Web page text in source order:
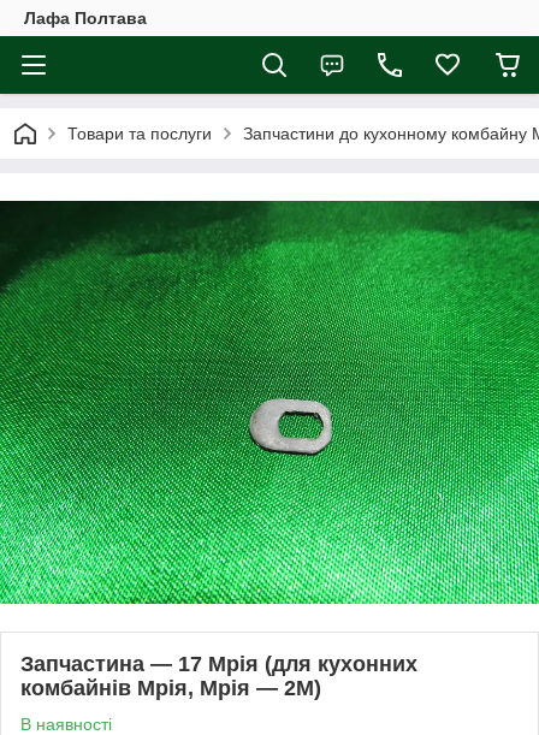
Лафа Полтава
Товари та послуги Запчастини до кухонному комбайну
Запчастина — 17 Мрія (для кухонних
комбайнів Мрія, Мрія — 2М)
В наявності